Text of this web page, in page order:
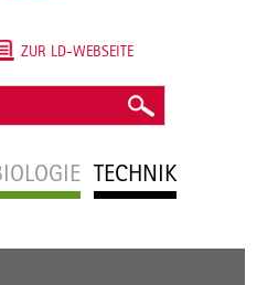
TECHNIK
ZUR LD-WEBSEITE